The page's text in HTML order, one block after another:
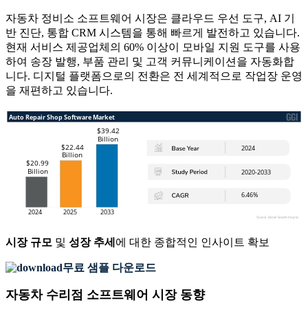
자동차 정비소 소프트웨어 시장은 클라우드 우선 도구, AI 기
반 진단, 통합 CRM 시스템을 통해 빠르게 발전하고 있습니다.
현재 서비스 제공업체의 60% 이상이 모바일 지원 도구를 사용
하여 송장 발행, 부품 관리 및 고객 커뮤니케이션을 자동화합
니다. 디지털 플랫폼으로의 전환은 전 세계적으로 작업장 운영
을 재편하고 있습니다.
시장 규모 및 성장 추세 에 대한 종합적인 인사이트 확보
무료 샘플 다운로드
자동차 수리점 소프트웨어 시장 동향